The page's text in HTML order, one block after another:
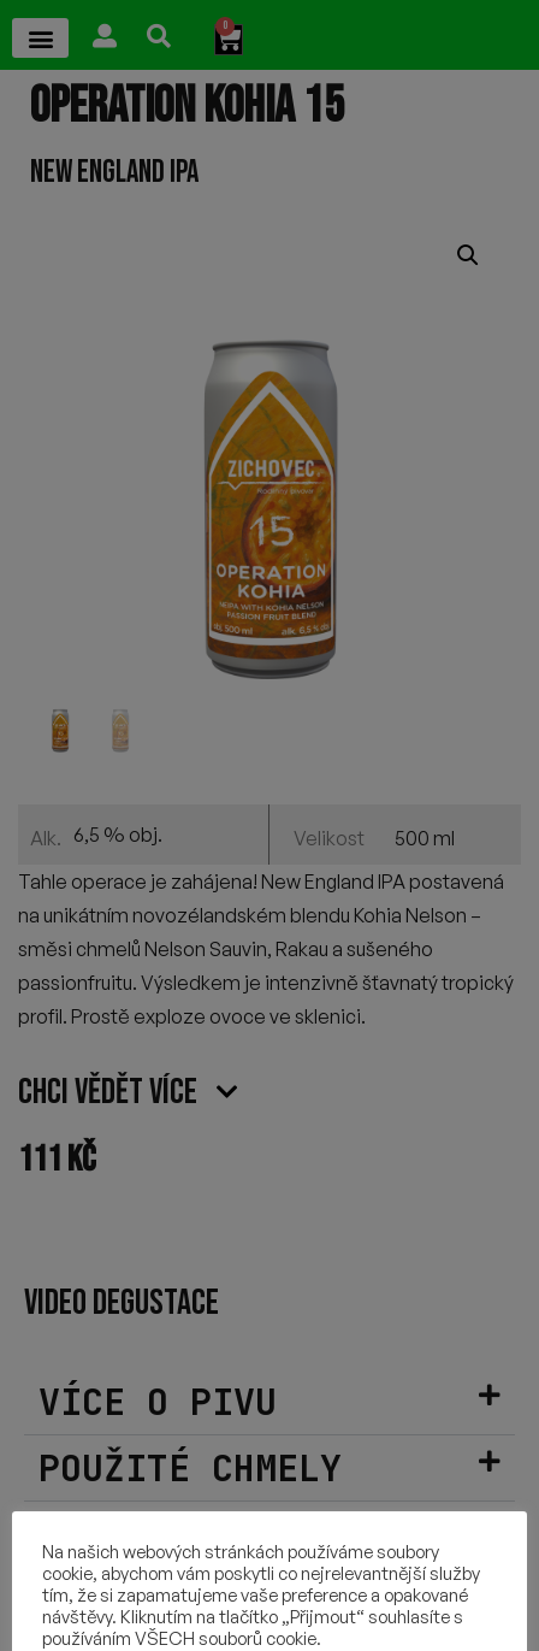
0
OPERATION KOHIA 15
NEW ENGLAND IPA
Alk. 6,5 % obj. Velikost
500 ml
Tahle operace je zahájena! New England IPA postavená
na unikátním novozélandském blendu Kohia Nelson –
směsi chmelů Nelson Sauvin, Rakau a sušeného
passionfruitu. Výsledkem je intenzivně šťavnatý tropický
profil. Prostě exploze ovoce ve sklenici.
Chci vědět více
111Kč
VÍCE O PIVU
POUŽITÉ CHMELY
SLOŽENÍ
DALŠÍ INFORMACE
VIDEO DEGUSTACE
Na našich webových stránkách používáme soubory
cookie, abychom vám poskytli co nejrelevantnější služby
tím, že si zapamatujeme vaše preference a opakované
návštěvy. Kliknutím na tlačítko „Přijmout“ souhlasíte s
používáním VŠECH souborů cookie.